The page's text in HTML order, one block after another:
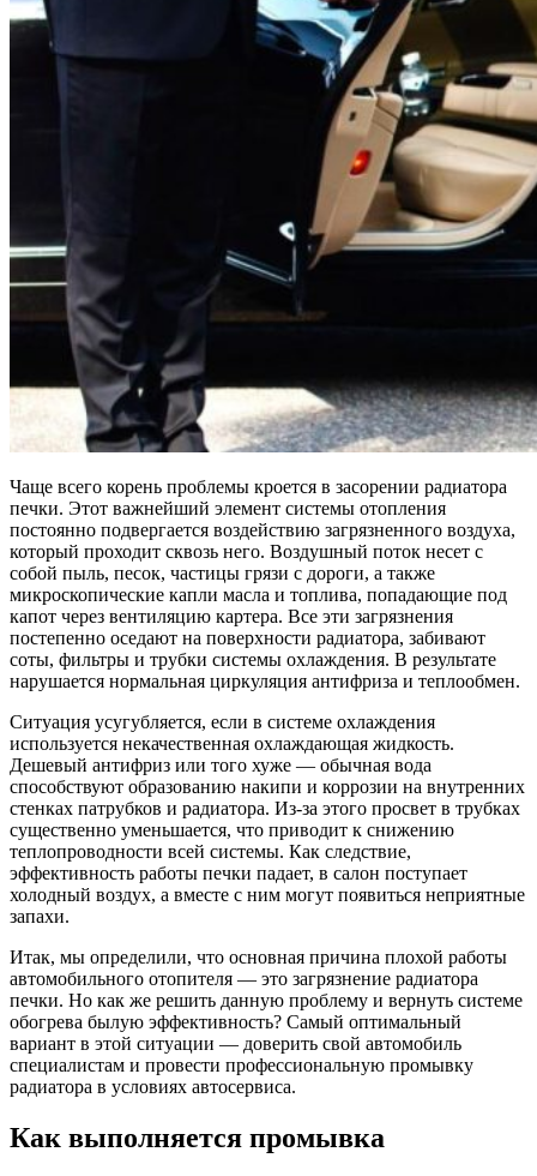
Чаще всего корень проблемы кроется в засорении радиатора
печки. Этот важнейший элемент системы отопления
постоянно подвергается воздействию загрязненного воздуха,
который проходит сквозь него. Воздушный поток несет с
собой пыль, песок, частицы грязи с дороги, а также
микроскопические капли масла и топлива, попадающие под
капот через вентиляцию картера. Все эти загрязнения
постепенно оседают на поверхности радиатора, забивают
соты, фильтры и трубки системы охлаждения. В результате
нарушается нормальная циркуляция антифриза и теплообмен.
Ситуация усугубляется, если в системе охлаждения
используется некачественная охлаждающая жидкость.
Дешевый антифриз или того хуже — обычная вода
способствуют образованию накипи и коррозии на внутренних
стенках патрубков и радиатора. Из-за этого просвет в трубках
существенно уменьшается, что приводит к снижению
теплопроводности всей системы. Как следствие,
эффективность работы печки падает, в салон поступает
холодный воздух, а вместе с ним могут появиться неприятные
запахи.
Итак, мы определили, что основная причина плохой работы
автомобильного отопителя — это загрязнение радиатора
печки. Но как же решить данную проблему и вернуть системе
обогрева былую эффективность? Самый оптимальный
вариант в этой ситуации — доверить свой автомобиль
специалистам и провести профессиональную промывку
радиатора в условиях автосервиса.
Как выполняется промывка